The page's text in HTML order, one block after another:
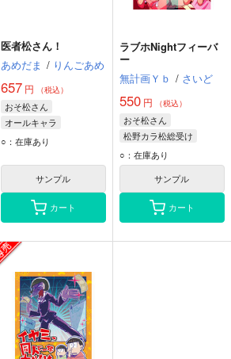
医者松さん！
あめだま / りんごあめ
657 円 （税込）
おそ松さん
オールキャラ
松野一松
○：在庫あり
サンプル
カート
ラブホNightフィーバ
ー
無計画Ｙｂ / さいど
550円 （税込）
おそ松さん
松野カラ松総受け
松野カラ松
松野おそ松
松野チョロ松
○：在庫あり
サンプル
カート